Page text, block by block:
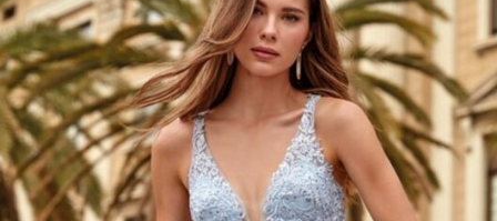
VOIR LE LOOKBOOK